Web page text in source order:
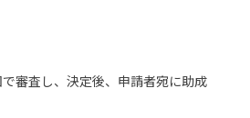
審査し、決定後、申請者宛に助成